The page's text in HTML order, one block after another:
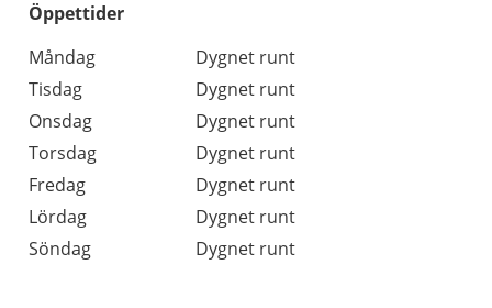
Öppettider
Dag
Öppettider
Kommentarer
Måndag
Dygnet runt
Tisdag
Dygnet runt
Onsdag
Dygnet runt
Torsdag
Dygnet runt
Fredag
Dygnet runt
Lördag
Dygnet runt
Söndag
Dygnet runt